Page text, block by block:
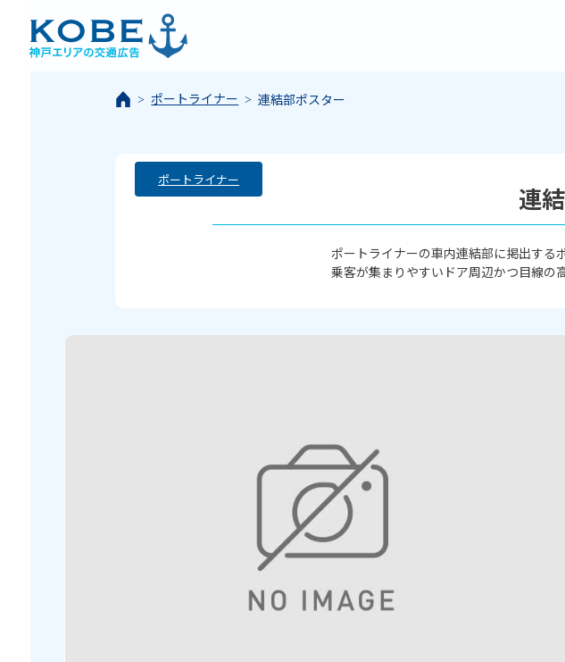
ポートライナー 連結部ポスター
ポートライナー
連
ポートライナーの車内連結部に掲出する
乗客が集まりやすいドア周辺かつ目線の